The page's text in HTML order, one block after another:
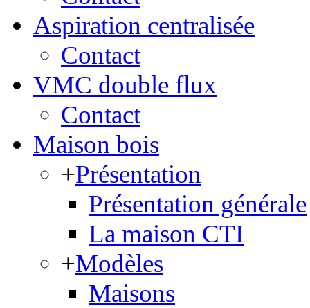
Aspiration centralisée
Contact
VMC double flux
Contact
Maison bois
+Présentation
Présentation générale
La maison CTI
+Modèles
Maisons